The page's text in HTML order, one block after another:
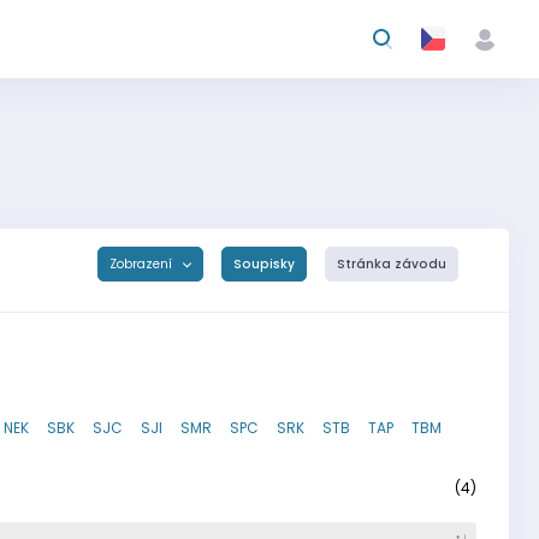
Zobrazení Soupisky Stránka závodu
NEK SBK SJC SJI SMR SPC SRK STB TAP TBM
(4)